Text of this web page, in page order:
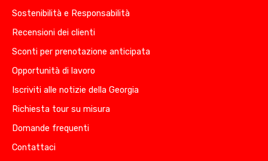
Sostenibilità e Responsabilità
Recensioni dei clienti
Sconti per prenotazione anticipata
Opportunità di lavoro
Iscriviti alle notizie della Georgia
Richiesta tour su misura
Domande frequenti
Contattaci